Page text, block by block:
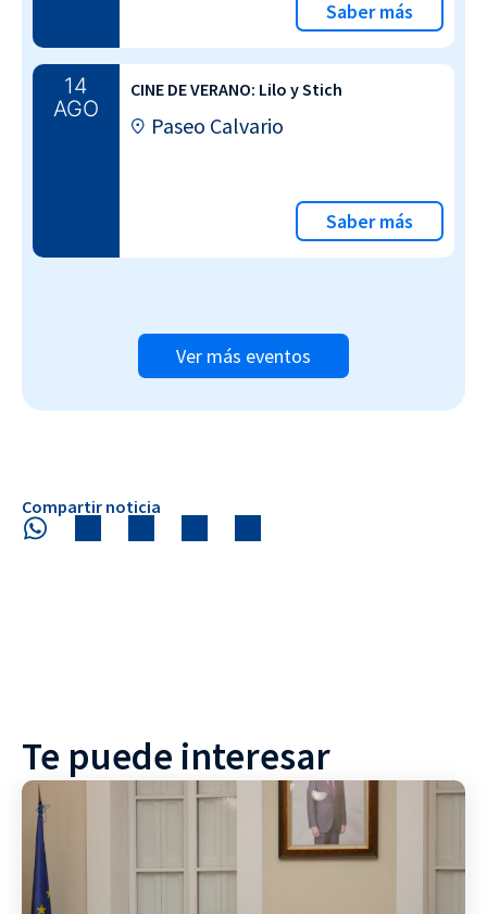
Saber más
14
AGO
CINE DE VERANO: Lilo y Stich
Paseo Calvario
Saber más
Ver más eventos
Compartir noticia
Te puede interesar